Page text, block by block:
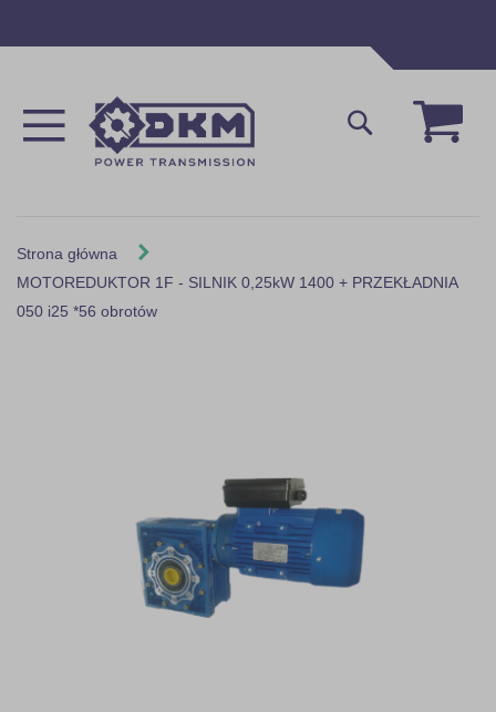
Mój
Szukaj
Strona główna
MOTOREDUKTOR 1F - SILNIK 0,25kW 1400 + PRZEKŁADNIA
050 i25 *56 obrotów